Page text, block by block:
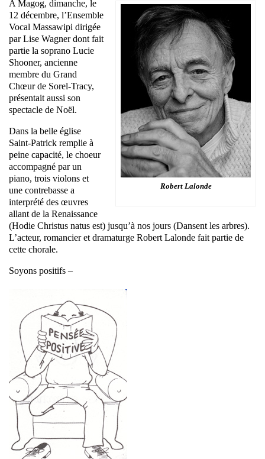
Robert Lalonde
A Magog, dimanche, le
12 décembre, l’Ensemble
Vocal Massawipi dirigée
par Lise Wagner dont fait
partie la soprano Lucie
Shooner, ancienne
membre du Grand
Chœur de Sorel-Tracy,
présentait aussi son
spectacle de Noël.
Dans la belle église
Saint-Patrick remplie à
peine capacité, le choeur
accompagné par un
piano, trois violons et
une contrebasse a
interprété des œuvres
allant de la Renaissance
(Hodie Christus natus est) jusqu’à nos jours (Dansent les arbres).
L’acteur, romancier et dramaturge Robert Lalonde fait partie de
cette chorale.
Soyons positifs –